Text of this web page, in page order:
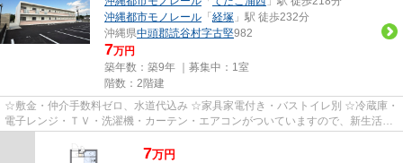
沖縄都市モノレール 「 経塚 」駅 徒歩232分
沖縄県中頭郡読谷村字古堅982
7万円
築年数：築9年 ｜募集中： 1室
階数：2階建
☆敷金・仲介手数料ゼロ、水道代込み ☆家具家電付き・バストイレ別 ☆冷蔵庫・
電子レンジ・ＴＶ・洗濯機・カーテン・エアコンがついていますので、新生活が
7万円